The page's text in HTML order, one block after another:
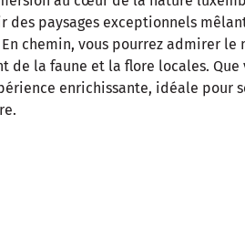
paysages exceptionnels
chemin, vous pourrez admirer le
la faune et la flore locales. Que
enrichissante, idéale pour